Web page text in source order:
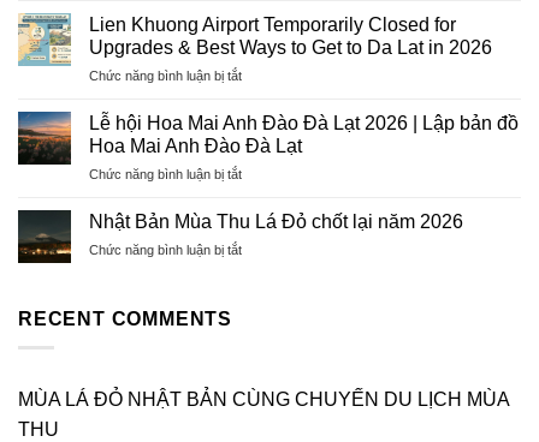
–
Hướng
Tourist:
Tín,
Chuyên
Tỷ
Đậu
Cao
hướng
Du
lịch
Đà
vào
dịp
Nguyên
2026
Lien Khuong Airport Temporarily Closed for
Upgrades & Best Ways to Get to Da Lat in 2026
Chức năng bình luận bị tắtở
Khuong
Airport
Temporarily
Closed
Upgrades
Best
in
Lễ hội Hoa Mai Anh Đào Đà Lạt 2026 | Lập bản đồ
Hoa Mai Anh Đào Đà Lạt
Chức năng bình luận bị tắtở
hội
Mai
Lập
Nhật Bản Mùa Thu Lá Đỏ chốt lại năm 2026
Chức năng bình luận bị tắtở
chốt
RECENT COMMENTS
MÙA LÁ ĐỎ NHẬT BẢN CÙNG CHUYẾN DU LỊCH MÙA
THU